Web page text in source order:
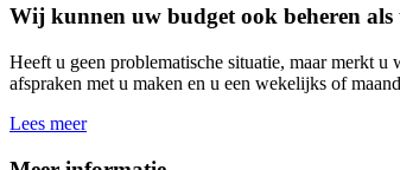
Wij kunnen uw budget ook beheren als
Heeft u geen problematische situatie, maar merkt
afspraken met u maken en u een wekelijks of
Lees meer